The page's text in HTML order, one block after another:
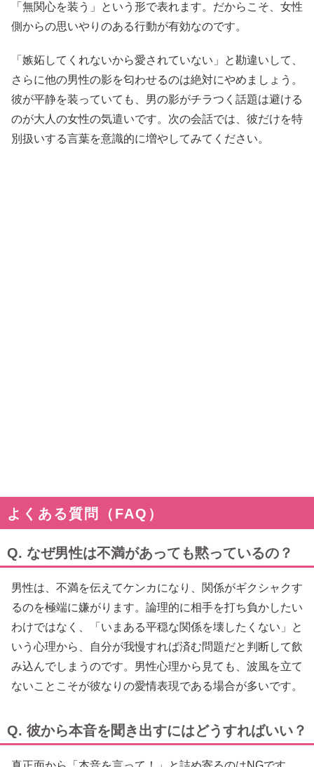
「無関心を装う」という形で表れます。だからこそ、女性
側からの思いやりのある行動が有効なのです。
「嫉妬してくれないから愛されていない」と勘違いして、
さらに他の男性の影を匂わせるのは絶対にやめましょう。
彼が平静を装っていても、男の影がチラつく話題は避ける
のが大人の女性の気遣いです。次の会話では、彼だけを特
別扱いする言葉を意識的に増やしてみてください。
よくある質問（FAQ）
Q. なぜ男性は不満があっても黙っているの？
男性は、不満を伝えてケンカになり、関係がギクシャクす
るのを極端に嫌がります。論理的に相手を打ち負かしたい
わけではなく、「いまある平穏な関係を壊したくない」と
いう心理から、自分が我慢すれば済む問題だと判断して飲
み込んでしまうのです。男性心理から見ても、波風を立て
ないことこそが彼なりの愛情表現である場合が多いです。
Q. 彼から本音を聞き出すにはどうすればいい？